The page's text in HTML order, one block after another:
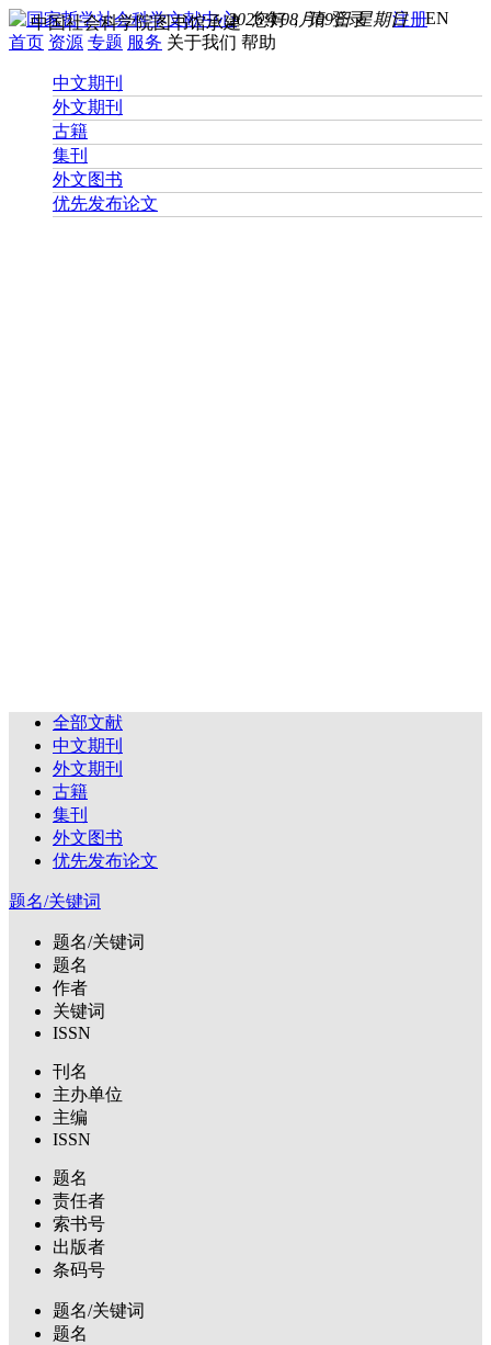
您好， 请登录 注册EN
2026年08月09日 星期日
中国社会科学院图书馆承建
首页 资源 专题 服务 关于我们 帮助
中文期刊
外文期刊
古籍
集刊
外文图书
优先发布论文
全部文献
中文期刊
外文期刊
古籍
集刊
外文图书
优先发布论文
题名/关键词
题名/关键词
题名
作者
关键词
ISSN
刊名
主办单位
主编
ISSN
题名
责任者
索书号
出版者
条码号
题名/关键词
题名